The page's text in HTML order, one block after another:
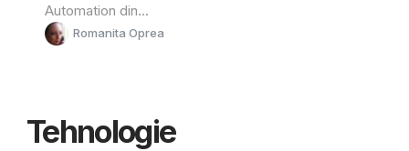
Automation din...
Romanita Oprea
Tehnologie